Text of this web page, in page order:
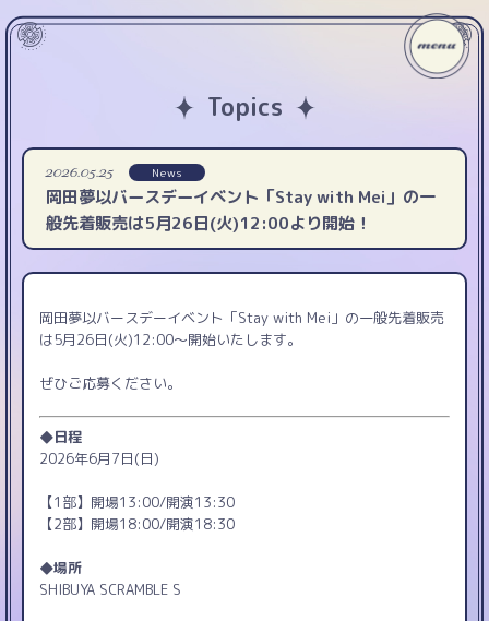
Topics
2026.05.25 News
岡田夢以バースデーイベント「Stay with Mei」の一
般先着販売は5月26日(火)12:00より開始！
岡田夢以バースデーイベント「Stay with Mei」の一般先着販売
は5月26日(火)12:00〜開始いたします。
ぜひご応募ください。
◆日程
2026年6月7日(日)
【1部】開場13:00/開演13:30
【2部】開場18:00/開演18:30
◆場所
SHIBUYA SCRAMBLE S